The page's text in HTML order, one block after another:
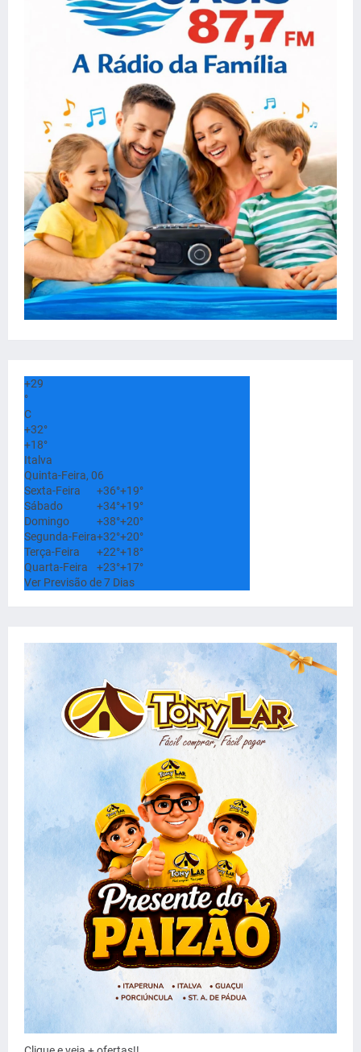
+29
°
C
+32°
+18°
Italva
Quinta-Feira, 06
Sexta-Feira
+36°+19°
Sábado
+34°+19°
Domingo
+38°+20°
Segunda-Feira+32°+20°
Terça-Feira
+22°+18°
Quarta-Feira
+23°+17°
Ver Previsão de 7 Dias